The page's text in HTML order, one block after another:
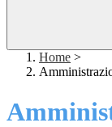
Home >